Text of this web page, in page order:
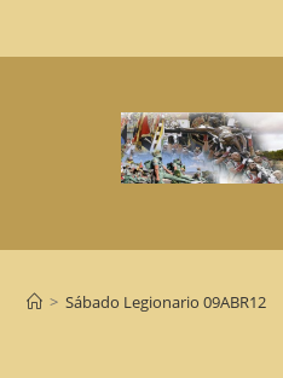
> Sábado Legionario 09ABR12